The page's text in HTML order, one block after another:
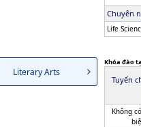
Chuyên
Life
Literary Arts
Khóa đào
Tuyển
Không